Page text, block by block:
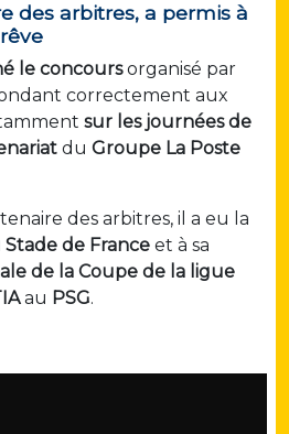
des arbitres, a permis à
le concoursorganisé par
correctement aux
sur les journées de
du Groupe La Poste
des arbitres, il a eu la
de France et à sa
de la Coupe de la ligue
au PSG.